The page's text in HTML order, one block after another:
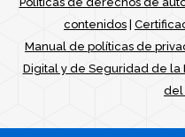
contenidos
Manual de políticas de
Digital y de Seguridad de la
del